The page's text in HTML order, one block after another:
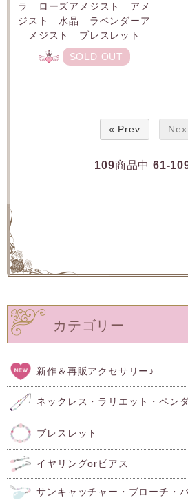
ラ ローズアメジスト アメ
ジスト 水晶 ラベンダーア
メジスト ブレスレット
SOLD OUT
« Prev
109商品中 61-
カテゴリー
新作＆再販アクセサリー♪
ネックレス・ラリエット・ペン
ブレスレット
イヤリングorピアス
サンキャッチャー・ブローチ・